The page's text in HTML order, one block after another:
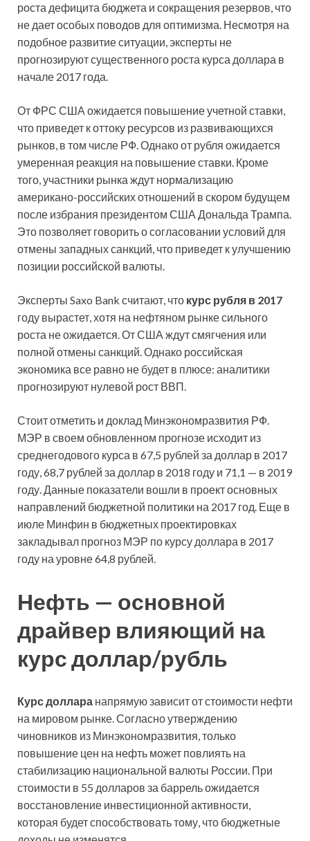
роста дефицита бюджета и сокращения резервов, что
не дает особых поводов для оптимизма. Несмотря на
подобное развитие ситуации,эксперты не
прогнозируют существенного роста курса доллара в
начале 2017 года.
От ФРС США ожидается повышение учетной ставки,
что приведет к оттоку ресурсов из развивающихся
рынков, в том числе РФ. Однако от рубля ожидается
умеренная реакция на повышение ставки. Кроме
того, участники рынка ждут нормализацию
американо-российских отношений в скором будущем
после избрания президентом США Дональда Трампа.
Это позволяет говорить о согласовании условий для
отмены западных санкций, что приведет к улучшению
позиции российской валюты.
Эксперты Saxo Bank считают, что курс рубля в 2017
году вырастет, хотя на нефтяном рынке сильного
роста не ожидается. От США ждут смягчения или
полной отмены санкций. Однако российская
экономика все равно не будет в плюсе: аналитики
прогнозируют нулевой рост ВВП.
Стоит отметить и доклад Минэкономразвития РФ.
МЭР в своем обновленном прогнозе исходит из
среднегодового курса в 67,5 рублей за доллар в 2017
году, 68,7 рублей за доллар в 2018 году и 71,1 — в 2019
году. Данные показатели вошли в проект основных
направлений бюджетной политики на 2017 год. Еще в
июле Минфин в бюджетных проектировках
закладывал прогноз МЭР по курсу доллара в 2017
году на уровне 64,8 рублей.
Нефть — основной
драйвер влияющий на
курс доллар/рубль
Курс доллара напрямую зависит от стоимости нефти
на мировом рынке. Согласно утверждению
чиновников из Минэкономразвития, только
повышение цен на нефть может повлиять на
стабилизацию национальной валюты России. При
стоимости в 55 долларов за баррель ожидается
восстановление инвестиционной активности,
которая будет способствовать тому, что бюджетные